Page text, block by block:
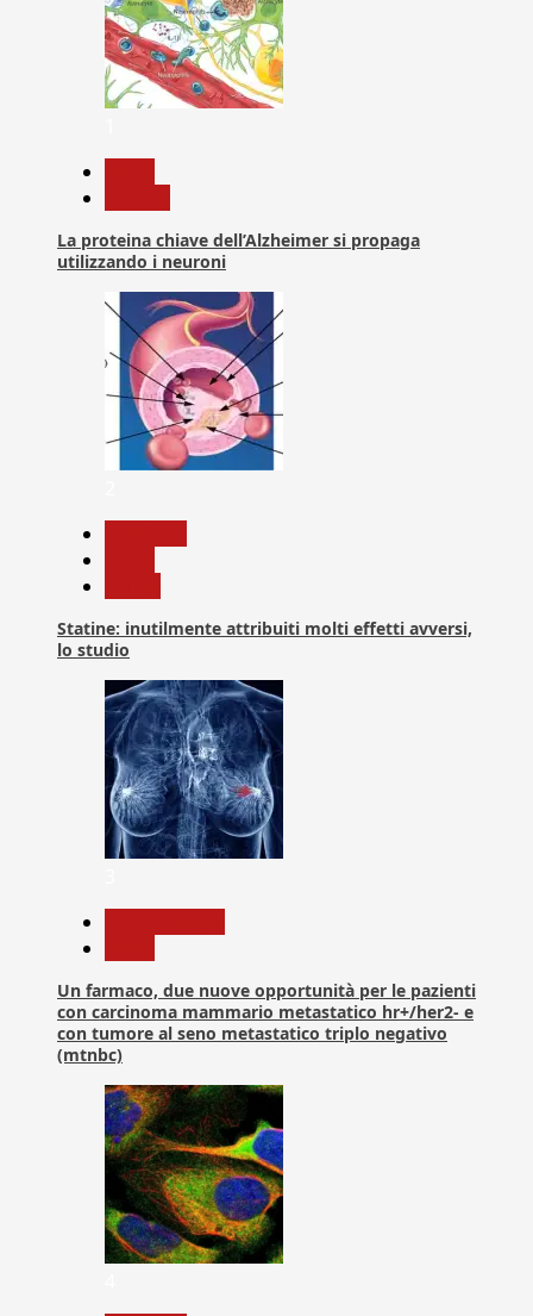
La proteina chiave dell’Alzheimer si propaga
utilizzando i neuroni
Statine: inutilmente attribuiti molti effetti avversi,
lo studio
Un farmaco, due nuove opportunità per le pazienti
con carcinoma mammario metastatico hr+/her2- e
con tumore al seno metastatico triplo negativo
(mtnbc)